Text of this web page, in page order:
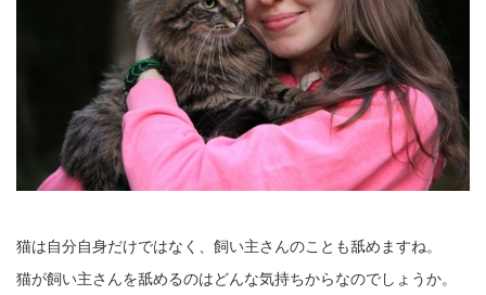
猫は自分自身だけではなく、飼い主さんのことも舐めますね。
猫が飼い主さんを舐めるのはどんな気持ちからなのでしょうか。